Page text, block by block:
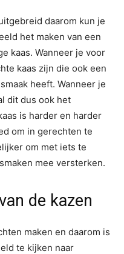
daarom kun je
het maken van een
kaas. Wanneer je voor
kaas zijn die ook een
heeft. Wanneer je
dit dus ook het
is harder en harder
om in gerechten te
om met iets te
mee versterken.
de kazen
maken en daarom is
te kijken naar